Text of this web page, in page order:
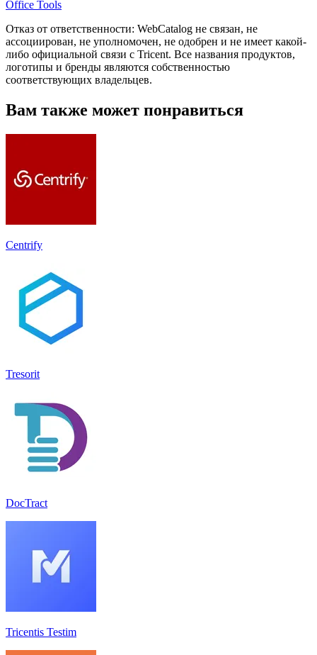
Office Tools
Отказ от ответственности: WebCatalog не связан, не
ассоциирован, не уполномочен, не одобрен и не имеет какой-
либо официальной связи с Tricent. Все названия продуктов,
логотипы и бренды являются собственностью
соответствующих владельцев.
Вам также может понравиться
Centrify
Tresorit
DocTract
Tricentis Testim